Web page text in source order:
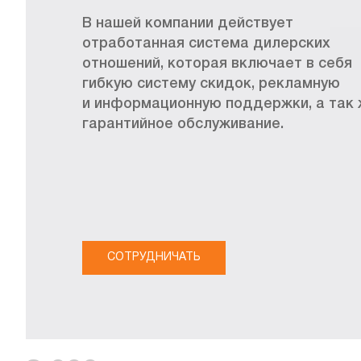
В нашей компании действует
отработанная система дилерских
отношений, которая включает в себя
гибкую систему скидок, рекламную
и информационную поддержки, а так
гарантийное обслуживание.
СОТРУДНИЧАТЬ